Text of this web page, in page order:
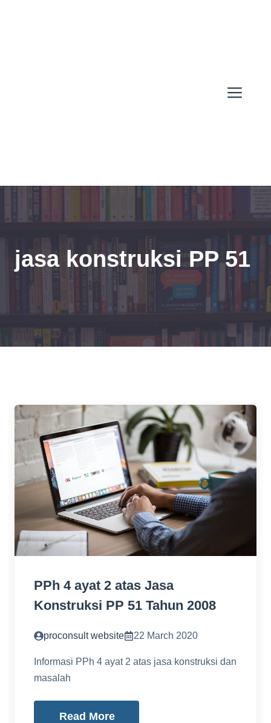
jasa konstruksi PP 51
PPh 4 ayat 2 atas Jasa
Konstruksi PP 51 Tahun 2008
proconsult website 22 March 2020
Informasi PPh 4 ayat 2 atas jasa konstruksi dan
masalah
Read More